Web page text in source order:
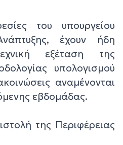
του υπουργείου
έχουν ήδη
εξέταση της
υπολογισμού
αναμένονται
εβδομάδας.
της Περιφέρειας